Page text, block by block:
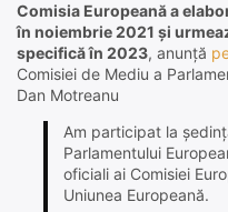
Comisia Europeană a
în noiembrie 2021 și
specifică în 2023, anunță
Comisiei de Mediu a
Dan Motreanu
Am participat la
Parlamentului
oficiali ai Comisiei
Uniunea Europeană.